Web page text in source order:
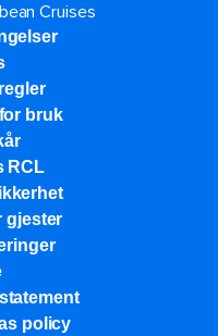
Cruises
bruk
RCL
gjester
policy